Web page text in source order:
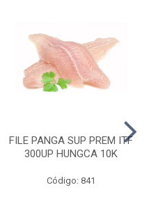
FILE PANGA SUP PREM ITF
300UP HUNGCA 10K
Código: 841